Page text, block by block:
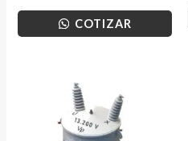
COTIZAR